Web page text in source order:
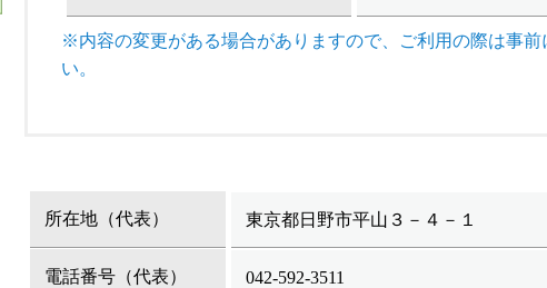
※内容の変更がある場合がありますので、ご利用の際は事前
い。
所在地（代表） 東京都日野市平山３－４－１
電話番号（代表） 042-592-3511